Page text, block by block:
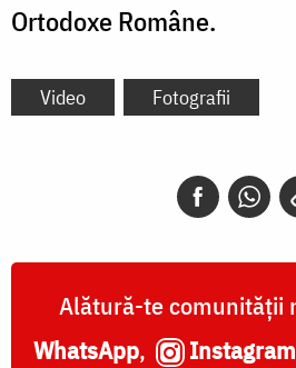
Ortodoxe Române.
Video Fotografii
Alătură-te comunității
WhatsApp, Instagram